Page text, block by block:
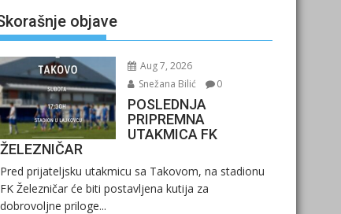
objave
Aug 7, 2026
Snežana Bilić
0
POSLEDNJA
PRIPREMNA
UTAKMICA FK
ŽELEZNIČAR
Pred prijateljsku utakmicu sa Takovom, na stadionu
FK Železničar će biti postavljena kutija za
dobrovoljne priloge...